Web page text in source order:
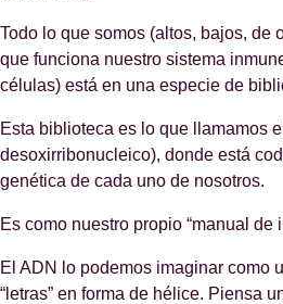
Todo lo que somos (altos, bajos, de
que funciona nuestro sistema
células) está en una especie de
Esta biblioteca es lo que llamamos
desoxirribonucleico), donde está
genética de cada uno de nosotros.
Es como nuestro propio “manual de
El ADN lo podemos imaginar como
“letras” en forma de hélice. Piensa